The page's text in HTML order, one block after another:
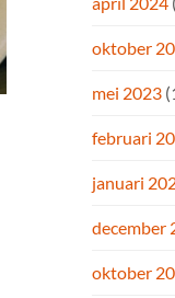
oktober
mei 2023
februari
januari
december
oktober